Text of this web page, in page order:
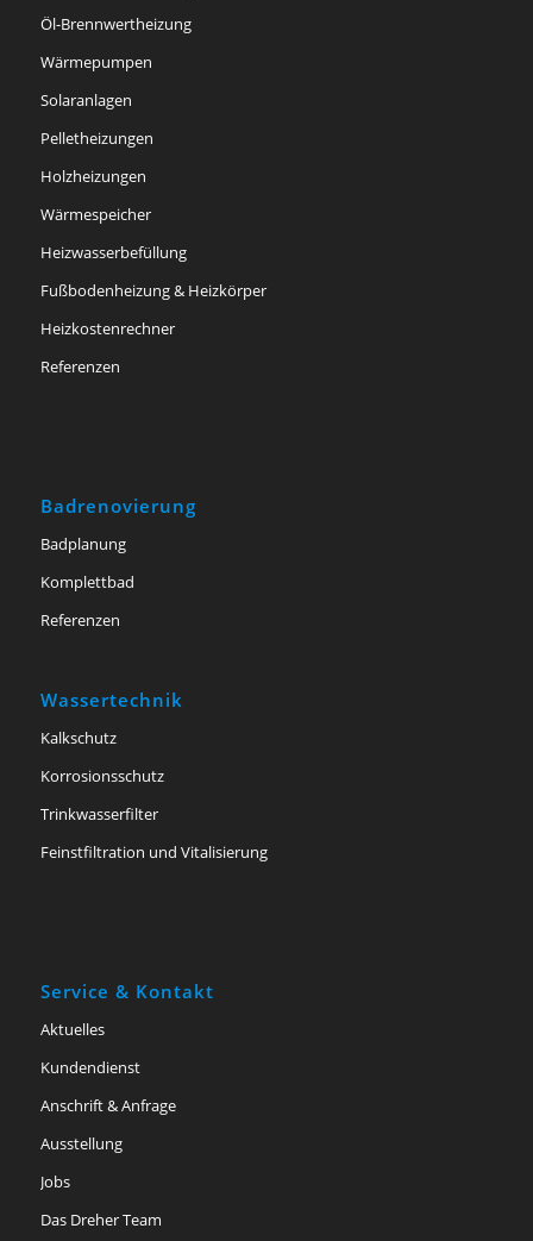
Öl-Brennwertheizung
Wärmepumpen
Solaranlagen
Pelletheizungen
Holzheizungen
Wärmespeicher
Heizwasserbefüllung
Fußbodenheizung & Heizkörper
Heizkostenrechner
Referenzen
Badrenovierung
Badplanung
Komplettbad
Referenzen
Wassertechnik
Kalkschutz
Korrosionsschutz
Trinkwasserfilter
Feinstfiltration und Vitalisierung
Service & Kontakt
Aktuelles
Kundendienst
Anschrift & Anfrage
Ausstellung
Jobs
Das Dreher Team